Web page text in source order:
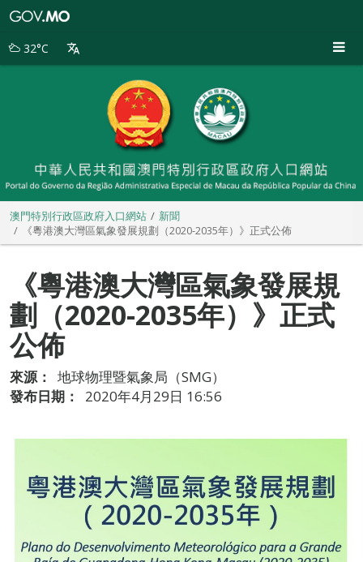
別
32°C
澳門特別行政區政府入口網站
新聞
《粵港澳大灣區氣象發展規劃（2020-2035年）》正式公佈
《粵港澳大灣區氣象發展規
劃（2020-2035年）》正式
公佈
來源：
地球物理暨氣象局（SMG）
發布日期：
2020年4月29日 16:56